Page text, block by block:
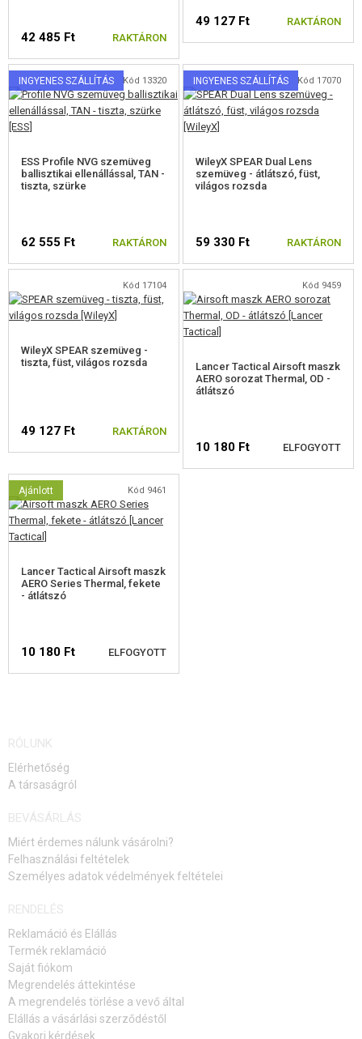
42 485 Ft RAKTÁRON
49 127 Ft RAKTÁRON
INGYENES SZÁLLÍTÁS Kód 13320
ESS Profile NVG szemüveg
ballisztikai ellenállással, TAN -
tiszta, szürke
62 555 Ft RAKTÁRON
INGYENES SZÁLLÍTÁS Kód 17070
WileyX SPEAR Dual Lens
szemüveg - átlátszó, füst,
világos rozsda
59 330 Ft RAKTÁRON
Kód 17104
WileyX SPEAR szemüveg -
tiszta, füst, világos rozsda
49 127 Ft RAKTÁRON
Kód 9459
Lancer Tactical Airsoft maszk
AERO sorozat Thermal, OD -
átlátszó
10 180 Ft ELFOGYOTT
Ajánlott Kód 9461
Lancer Tactical Airsoft maszk
AERO Series Thermal, fekete
- átlátszó
10 180 Ft ELFOGYOTT
FIGYELMEZTETÉS
RÓLUNK
Elérhetőség
A társaságról
BEVÁSÁRLÁS
Miért érdemes nálunk vásárolni?
Felhasználási feltételek
Személyes adatok védelmények feltételei
RENDELÉS
Reklamáció és Elállás
Termék reklamáció
Saját fiókom
Megrendelés áttekintése
A megrendelés törlése a vevő által
Elállás a vásárlási szerződéstől
Gyakori kérdések